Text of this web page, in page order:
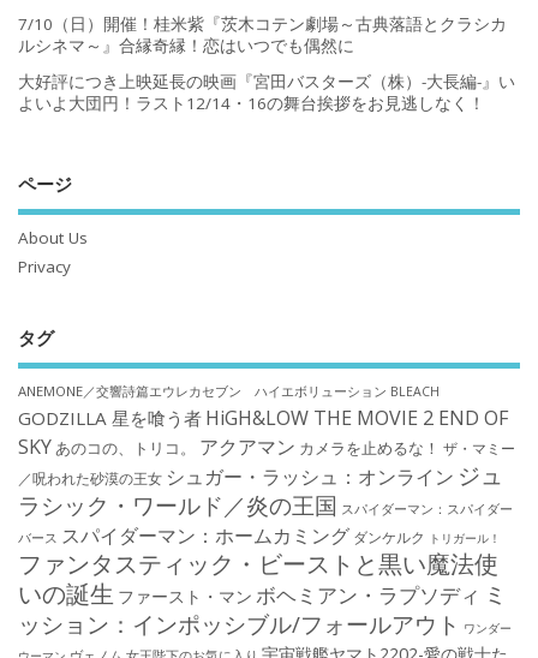
7/10（日）開催！桂米紫『茨木コテン劇場～古典落語とクラシカ
ルシネマ～』合縁奇縁！恋はいつでも偶然に
大好評につき上映延長の映画『宮田バスターズ（株）-大長編-』い
よいよ大団円！ラスト12/14・16の舞台挨拶をお見逃しなく！
ページ
About Us
Privacy
タグ
ANEMONE／交響詩篇エウレカセブン ハイエボリューション BLEACH
GODZILLA 星を喰う者 HiGH&LOW THE MOVIE 2 END OF
SKYあのコの、トリコ。 アクアマン カメラを止めるな！ ザ・マミー
／呪われた砂漠の王女 シュガー・ラッシュ：オンライン ジュ
ラシック・ワールド／炎の王国 スパイダーマン：スパイダー
バース スパイダーマン：ホームカミング ダンケルク トリガール！
ファンタスティック・ビーストと黒い魔法使
いの誕生 ファースト・マン ボヘミアン・ラプソディ ミ
ッション：インポッシブル/フォールアウト ワンダー